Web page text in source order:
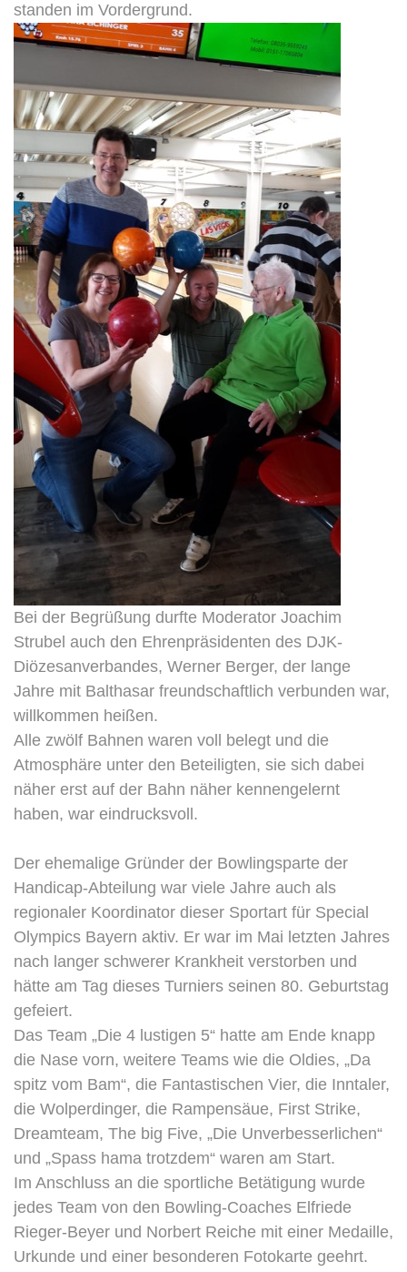
standen im Vordergrund.
Bei der Begrüßung durfte Moderator Joachim
Strubel auch den Ehrenpräsidenten des DJK-
Diözesanverbandes, Werner Berger, der lange
Jahre mit Balthasar freundschaftlich verbunden war,
willkommen heißen.
Alle zwölf Bahnen waren voll belegt und die
Atmosphäre unter den Beteiligten, sie sich dabei
näher erst auf der Bahn näher kennengelernt
haben, war eindrucksvoll.
Der ehemalige Gründer der Bowlingsparte der
Handicap-Abteilung war viele Jahre auch als
regionaler Koordinator dieser Sportart für Special
Olympics Bayern aktiv. Er war im Mai letzten Jahres
nach langer schwerer Krankheit verstorben und
hätte am Tag dieses Turniers seinen 80. Geburtstag
gefeiert.
Das Team „Die 4 lustigen 5“ hatte am Ende knapp
die Nase vorn, weitere Teams wie die Oldies, „Da
spitz vom Bam“, die Fantastischen Vier, die Inntaler,
die Wolperdinger, die Rampensäue, First Strike,
Dreamteam, The big Five, „Die Unverbesserlichen“
und „Spass hama trotzdem“ waren am Start.
Im Anschluss an die sportliche Betätigung wurde
jedes Team von den Bowling-Coaches Elfriede
Rieger-Beyer und Norbert Reiche mit einer Medaille,
Urkunde und einer besonderen Fotokarte geehrt.